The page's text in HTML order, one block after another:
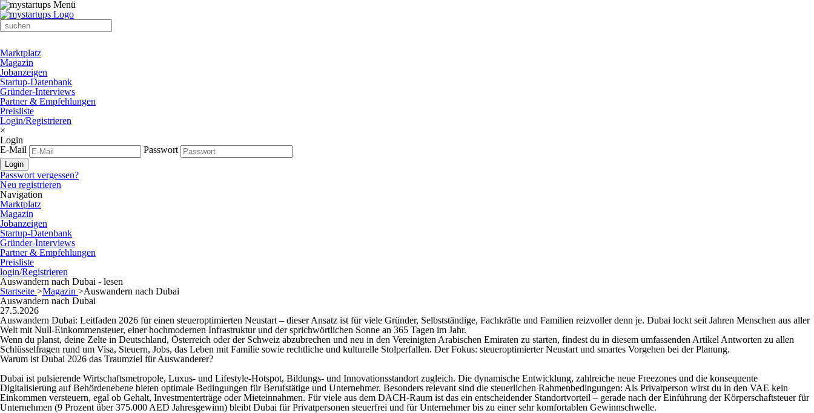
Marktplatz
Magazin
Jobanzeigen
Startup-Datenbank
Gründer-Interviews
Partner & Empfehlungen
Preisliste
Login/Registrieren
×
Login
E-Mail
Passwort
Passwort vergessen?
Neu registrieren
Navigation
Marktplatz
Magazin
Jobanzeigen
Startup-Datenbank
Gründer-Interviews
Partner & Empfehlungen
Preisliste
login/Registrieren
Auswandern nach Dubai - lesen
Startseite >Magazin >Auswandern nach Dubai
Auswandern nach Dubai
27.5.2026
Auswandern Dubai: Leitfaden 2026 für einen steueroptimierten Neustart – dieser Ansatz ist für viele Gründer, Selbstständige, Fachkräfte und Familien reizvoller denn je. Dubai lockt seit Jahren Menschen aus aller
Welt mit Null-Einkommensteuer, einer hochmodernen Infrastruktur und der sprichwörtlichen Sonne an 365 Tagen im Jahr.
Wenn du planst, deine Zelte in Deutschland, Österreich oder der Schweiz abzubrechen und neu in den Vereinigten Arabischen Emiraten zu starten, findest du in diesem umfassenden Artikel Antworten zu allen
Schlüsselfragen rund um Visa, Steuern, Jobs, das Leben mit Familie sowie rechtliche und kulturelle Stolperfallen. Der Fokus: steueroptimierter Neustart und smartes Vorgehen bei der Planung.
Warum ist Dubai 2026 das Traumziel für Auswanderer?
Dubai ist pulsierende Wirtschaftsmetropole, Luxus- und Lifestyle-Hotspot, Bildungs- und Innovationsstandort zugleich. Die dynamische Entwicklung, zahlreiche neue Freezones und die konsequente
Digitalisierung auf Behördenebene bieten optimale Bedingungen für Berufstätige und Unternehmer. Besonders relevant sind die steuerlichen Rahmenbedingungen: Als Privatperson wirst du in den VAE kein
Einkommen versteuern, egal ob Gehalt, Investmenterträge oder Mieteinnahmen. Für viele aus dem DACH-Raum ist das ein entscheidender Standortvorteil – gerade nach der Einführung der Körperschaftsteuer für
Unternehmen (9 Prozent über 375.000 AED Jahresgewinn) bleibt Dubai für Privatpersonen steuerfrei und für Unternehmer bis zu einer sehr komfortablen Gewinnschwelle.